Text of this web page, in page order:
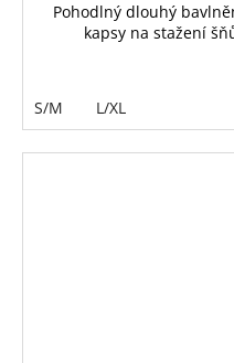
Pohodlný dlouhý
kapsy na stažení
S/M L/XL